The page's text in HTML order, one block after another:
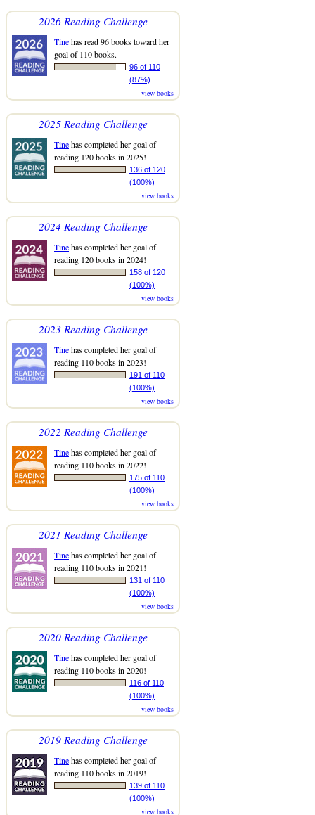
2026 Reading Challenge
Tinehas read 96 books toward her
goal of 110 books.
96 of 110
(87%)
view books
2025 Reading Challenge
Tinehas completed her goal of
reading 120 books in 2025!
136 of 120
(100%)
view books
2024 Reading Challenge
Tinehas completed her goal of
reading 120 books in 2024!
158 of 120
(100%)
view books
2023 Reading Challenge
Tinehas completed her goal of
reading 110 books in 2023!
191 of 110
(100%)
view books
2022 Reading Challenge
Tinehas completed her goal of
reading 110 books in 2022!
175 of 110
(100%)
view books
2021 Reading Challenge
Tinehas completed her goal of
reading 110 books in 2021!
131 of 110
(100%)
view books
2020 Reading Challenge
Tinehas completed her goal of
reading 110 books in 2020!
116 of 110
(100%)
view books
2019 Reading Challenge
Tinehas completed her goal of
reading 110 books in 2019!
139 of 110
(100%)
view books